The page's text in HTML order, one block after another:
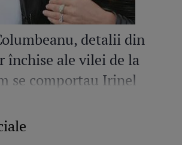
detalii din
închise ale vilei de la
se comportau Irinel